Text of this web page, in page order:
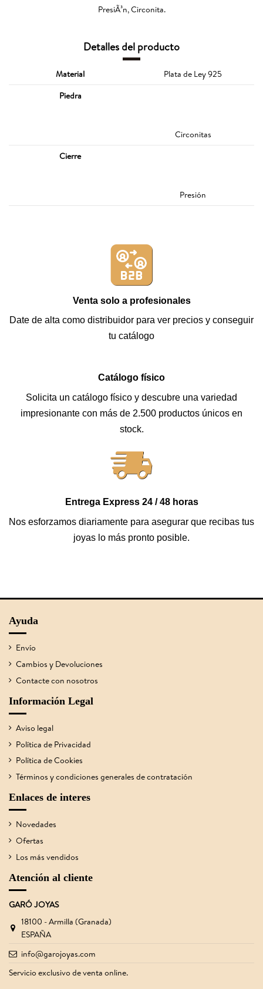
PresiÃ³n, Circonita.
Detalles del producto
Material
Plata de Ley 925
Piedra
Circonitas
Cierre
Presión
Venta solo a profesionales
Date de alta como distribuidor para ver precios y conseguir
tu catálogo
Catálogo físico
Solicita un catálogo físico y descubre una variedad
impresionante con más de 2.500 productos únicos en
stock.
Entrega Express 24 / 48 horas
Nos esforzamos diariamente para asegurar que recibas tus
joyas lo más pronto posible.
Ayuda
Envío
Cambios y Devoluciones
Contacte con nosotros
Información Legal
Aviso legal
Política de Privacidad
Política de Cookies
Términos y condiciones generales de contratación
Enlaces de interes
Novedades
Ofertas
Los más vendidos
Atención al cliente
GARÓ JOYAS
18100 - Armilla (Granada)
ESPAÑA
info@garojoyas.com
Servicio exclusivo de venta online.